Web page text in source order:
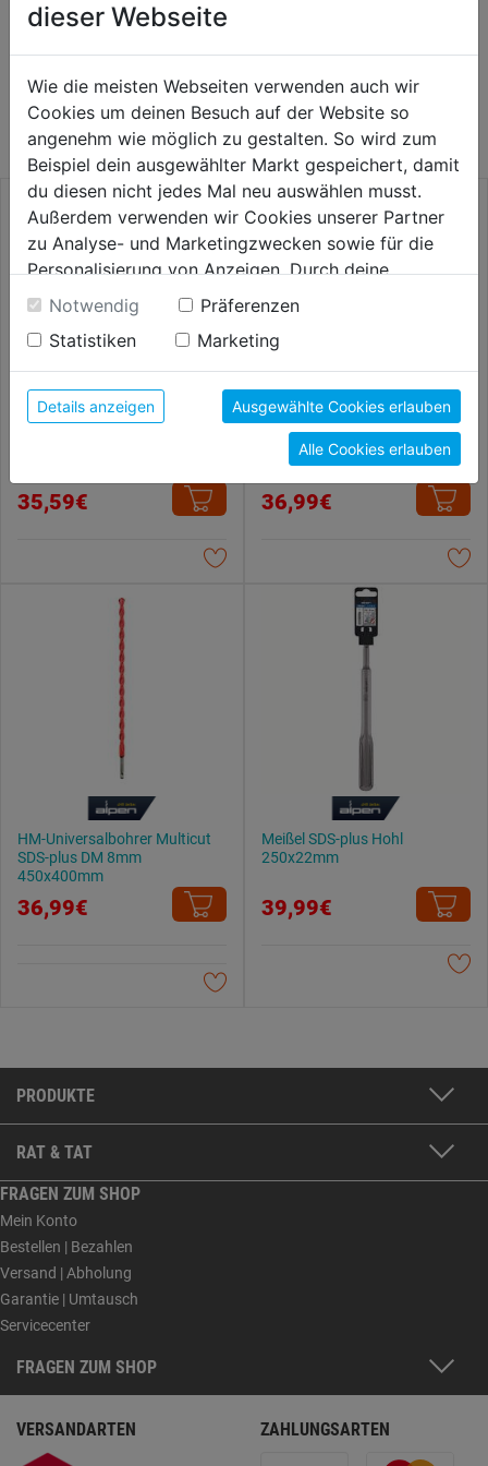
WEITERE PRODUKTE AUS DIESER
KATEGORIE
35,59€
Hammerbohrersatz KM7 SDS-
plus F4 7tlg. DM 5,0-12,0mm
36,99€
HM-Universalbohrer Multicut
SDS-plus DM 8mm
450x400mm
36,99€
Meißel SDS-plus Hohl
250x22mm
39,99€
PRODUKTE
RAT & TAT
FRAGEN ZUM SHOP
Mein Konto
Bestellen | Bezahlen
Versand | Abholung
Garantie | Umtausch
Servicecenter
FRAGEN ZUM SHOP
VERSANDARTEN ZAHLUNGSARTEN
dieser Webseite
Wie die meisten Webseiten verwenden auch wir
Cookies um deinen Besuch auf der Website so
angenehm wie möglich zu gestalten. So wird zum
Beispiel dein ausgewählter Markt gespeichert, damit
du diesen nicht jedes Mal neu auswählen musst.
Außerdem verwenden wir Cookies unserer Partner
zu Analyse- und Marketingzwecken sowie für die
Personalisierung von Anzeigen. Durch deine
Einwilligung werden die Daten von Drittanbieter,
unter anderem auch in den USA, verarbeitet.
Durch Klick auf "Alle Cookies erlauben" stimmst du
der Verwendung aller Cookies zu. Unter "Details
anzeigen" findest du alle Infos zu den
unterschiedlichen Cookies, unter "Cookies
Konfigurieren" kannst du auswählen, welche Cookies
du zulassen möchtest und welche nicht.
Weitere Informationen findest du in unserer
Notwendig
Präferenzen
Statistiken
Marketing
Details anzeigen Ausgewählte Cookies erlauben
Alle Cookies erlauben